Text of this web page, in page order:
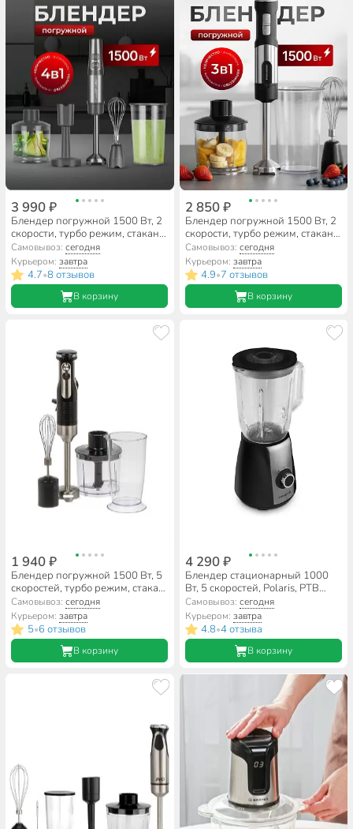
3 990 ₽
Блендер погружной 1500 Вт, 2
скорости, турбо режим, стакан,
измельчитель, венчик, чаша,
Редмонд, BH400, серый
Самовывоз:сегодня
Курьером:завтра
4.7•8 отзывов
В корзину
2 850 ₽
Блендер погружной 1500 Вт, 2
скорости, турбо режим, стакан,
измельчитель, венчик, чаша,
Редмонд, RHB-2902, черный
Самовывоз: сегодня
Курьером: завтра
4.9•7 отзывов
В корзину
1 940 ₽
Блендер погружной 1500 Вт, 5
скоростей, турбо режим, стакан,
венчик, измельчитель, Delta,
DE-7004B, черный
Самовывоз:сегодня
Курьером:завтра
5•6 отзывов
В корзину
4 290 ₽
Блендер стационарный 1000
Вт, 5 скоростей, Polaris, PTB
0511G, черный
Самовывоз: сегодня
Курьером: завтра
4.8•4 отзыва
В корзину